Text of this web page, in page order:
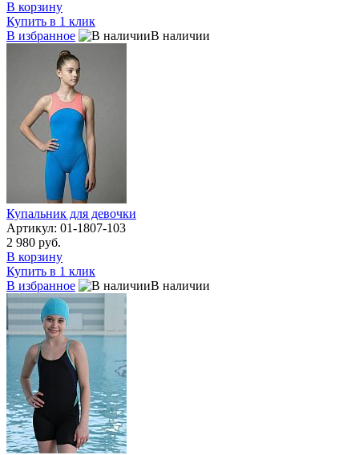
В корзину
Купить в 1 клик
В избранное
В наличии
Купальник для девочки
Артикул: 01-1807-103
2 980 руб.
В корзину
Купить в 1 клик
В избранное
В наличии